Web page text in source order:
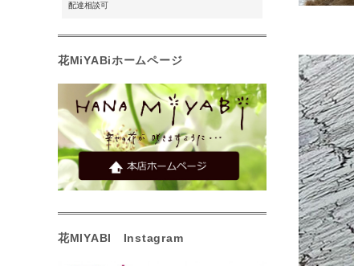
配達相談可
花MiYABiホームページ
花MIYABI Instagram